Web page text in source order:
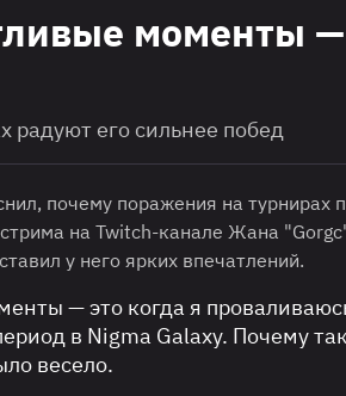
моменты —
радуют его сильнее побед
почему поражения на турнирах
на Twitch-канале Жана
у него ярких впечатлений.
— это когда я
в Nigma Galaxy. Почему
весело.